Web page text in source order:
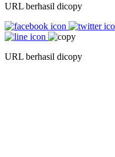
URL berhasil dicopy
URL berhasil dicopy